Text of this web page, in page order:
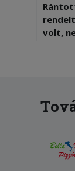
volt,
A
a